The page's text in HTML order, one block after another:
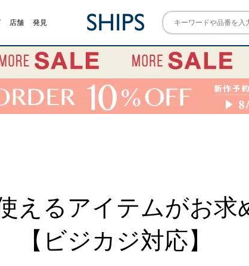
店舗 発見
えるアイテムがお求
【ビジカジ対応】